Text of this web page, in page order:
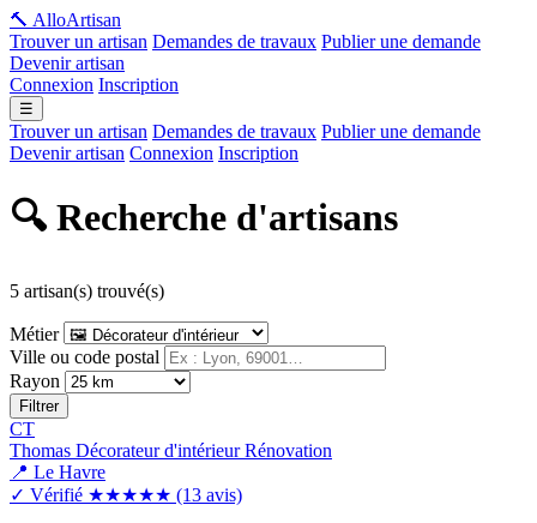
🔨 AlloArtisan
Trouver un artisan Demandes de travaux Publier une demande
Devenir artisan
Connexion Inscription
☰
Trouver un artisan Demandes de travaux Publier une demande
Devenir artisan Connexion Inscription
🔍 Recherche d'artisans
5 artisan(s) trouvé(s)
Métier
Ville ou code postal
Rayon
Filtrer
CT
Thomas Décorateur d'intérieur Rénovation
📍 Le Havre
✓ Vérifié ★★★★★ (13 avis)